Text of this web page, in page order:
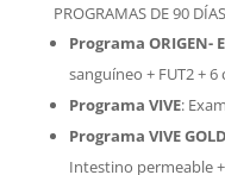
PROGRAMAS DE 90 DÍAS
Programa ORIGEN-
sanguíneo + FUT2 +
Programa VIVE:
Programa VIVE GOLD
Intestino permeable